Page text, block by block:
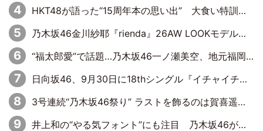
HKT48が語った“15周年本の思い出” 大食い特訓・守護霊企画・制服グラビア…盛りだくさんの裏話
乃木坂46金川紗耶『rienda』26AW LOOKモデルに就任
“福太郎愛”で話題…乃木坂46一ノ瀬美空、地元福岡『めんべい25周年トップサポーター』に就任
日向坂46、9月30日に18thシングル『イチャイチャ虫』の発売決定！ フォーメーションは『日向坂で会いましょう』にて発表
3号連続“乃木坂46祭り” ラストを飾るのは賀喜遥香…5年ぶりの登場に「5年分大人になった私を見ていただけたら」
井上和の“やる気フォント”にも注目 乃木坂46が挑んだ書道パフォーマンスの舞台裏